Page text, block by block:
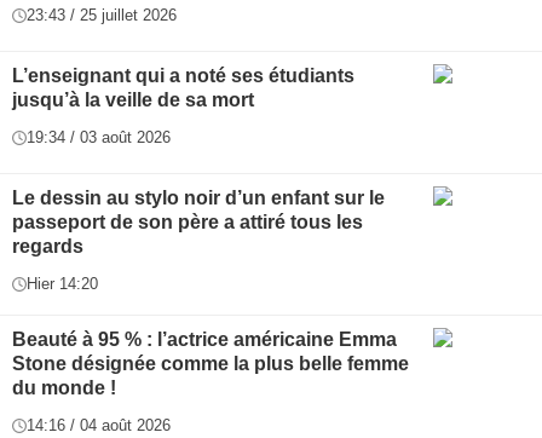
23:43 / 25 juillet 2026
L’enseignant qui a noté ses étudiants
jusqu’à la veille de sa mort
19:34 / 03 août 2026
Le dessin au stylo noir d’un enfant sur le
passeport de son père a attiré tous les
regards
Hier 14:20
Beauté à 95 % : l’actrice américaine Emma
Stone désignée comme la plus belle femme
du monde !
14:16 / 04 août 2026